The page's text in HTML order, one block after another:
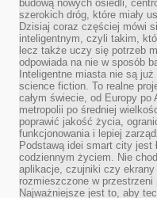
budową nowych osiedli,
szerokich dróg, które miały
Dzisiaj coraz częściej mówi
inteligentnym, czyli takim,
lecz także uczy się potrzeb
odpowiada na nie w sposób
Inteligentne miasta nie są
science fiction. To realne
całym świecie, od Europy po
metropolii po średniej
poprawić jakość życia,
funkcjonowania i lepiej
Podstawą idei smart city jest
codziennym życiem. Nie
aplikacje, czujniki czy ekrany
rozmieszczone w przestrzeni
Najważniejsze jest to, aby